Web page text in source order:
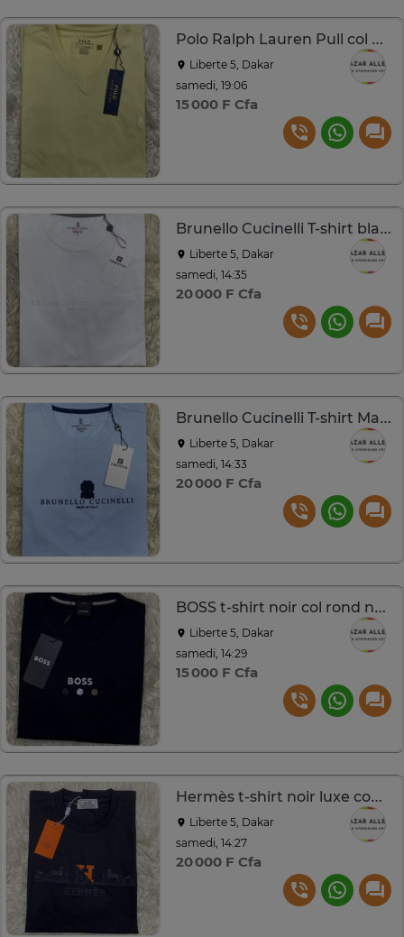
Polo Ralph Lauren Pull col V Jaune clair
Liberte 5, Dakar
samedi, 19:06
15 000 F Cfa
Brunello Cucinelli T-shirt blanc coton
Liberte 5, Dakar
samedi, 14:35
20 000 F Cfa
Brunello Cucinelli T-shirt Made in Italy
Liberte 5, Dakar
samedi, 14:33
20 000 F Cfa
BOSS t-shirt noir col rond neuf avec étiquette
Liberte 5, Dakar
samedi, 14:29
15 000 F Cfa
Hermès t-shirt noir luxe confort et style
Liberte 5, Dakar
samedi, 14:27
20 000 F Cfa